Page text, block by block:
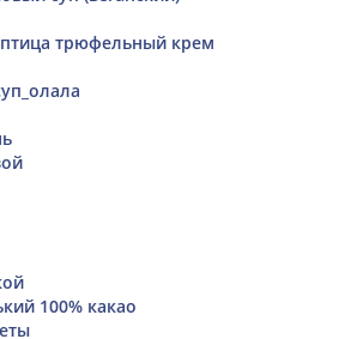
трюфельный крем
100% какао